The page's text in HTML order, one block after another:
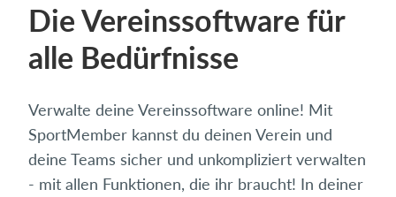
Die Vereinssoftware für
alle Bedürfnisse
Verwalte deine Vereinssoftware online! Mit
SportMember kannst du deinen Verein und
deine Teams sicher und unkompliziert verwalten
- mit allen Funktionen, die ihr braucht! In deiner